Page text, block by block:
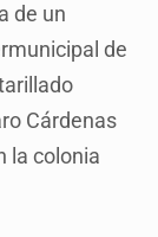
de un
de
Cárdenas
la colonia